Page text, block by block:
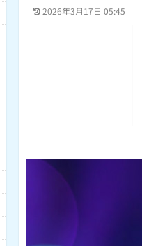
2026年3月17日 05:45